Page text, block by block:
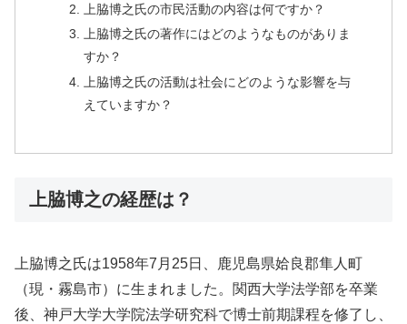
上脇博之氏の市民活動の内容は何ですか？
上脇博之氏の著作にはどのようなものがありま
すか？
上脇博之氏の活動は社会にどのような影響を与
えていますか？
上脇博之の経歴は？
上脇博之氏は1958年7月25日、鹿児島県姶良郡隼人町
（現・霧島市）に生まれました。関西大学法学部を卒業
後、神戸大学大学院法学研究科で博士前期課程を修了し、